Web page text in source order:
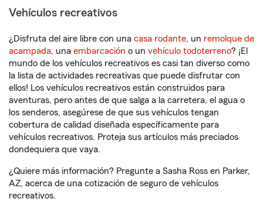
Vehículos recreativos
¿Disfruta del aire libre con una casa rodante, un remolque de
acampada, una embarcación o un vehículo todoterreno? ¡El
mundo de los vehículos recreativos es casi tan diverso como
la lista de actividades recreativas que puede disfrutar con
ellos! Los vehículos recreativos están construidos para
aventuras, pero antes de que salga a la carretera, el agua o
los senderos, asegúrese de que sus vehículos tengan
cobertura de calidad diseñada específicamente para
vehículos recreativos. Proteja sus artículos más preciados
dondequiera que vaya.
¿Quiere más información? Pregunte a Sasha Ross en Parker,
AZ, acerca de una cotización de seguro de vehículos
recreativos.